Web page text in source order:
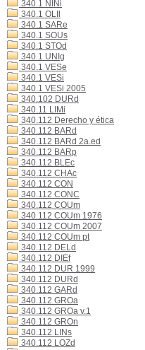
340.1 NINi
340.1 OLIl
340.1 SARe
340.1 SOUs
340.1 STOd
340.1 UNIg
340.1 VESe
340.1 VESi
340.1 VESi 2005
340.102 DURd
340.11 LIMi
340.112 Derecho y ética
340.112 BARd
340.112 BARd 2a.ed
340.112 BARp
340.112 BLEc
340.112 CHAc
340.112 CON
340.112 CONC
340.112 COUm
340.112 COUm 1976
340.112 COUm 2007
340.112 COUm pt
340.112 DELd
340.112 DIEf
340.112 DUR 1999
340.112 DURd
340.112 GARd
340.112 GROa
340.112 GROa v.1
340.112 GROn
340.112 LINs
340.112 LOZd